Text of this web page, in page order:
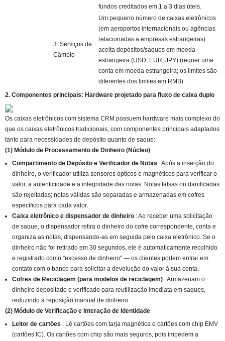
fundos creditados em 1 a 3 dias úteis.
3. Serviços de
Câmbio
Um pequeno número de caixas eletrônicos
(em aeroportos internacionais ou agências
relacionadas a empresas estrangeiras)
aceita depósitos/saques em moeda
estrangeira (USD, EUR, JPY) (requer uma
conta em moeda estrangeira; os limites são
diferentes dos limites em RMB).
2. Componentes principais: Hardware projetado para fluxo de caixa duplo
Os caixas eletrônicos com sistema CRM possuem hardware mais complexo do
que os caixas eletrônicos tradicionais, com componentes principais adaptados
tanto para necessidades de depósito quanto de saque:
(1) Módulo de Processamento de Dinheiro (Núcleo)
Compartimento de Depósito e Verificador de Notas : Após a inserção do
dinheiro, o verificador utiliza sensores ópticos e magnéticos para verificar o
valor, a autenticidade e a integridade das notas. Notas falsas ou danificadas
são rejeitadas; notas válidas são separadas e armazenadas em cofres
específicos para cada valor.
Caixa eletrônico e dispensador de dinheiro : Ao receber uma solicitação
de saque, o dispensador retira o dinheiro do cofre correspondente, conta e
organiza as notas, dispensando-as em seguida pelo caixa eletrônico. Se o
dinheiro não for retirado em 30 segundos, ele é automaticamente recolhido
e registrado como "excesso de dinheiro" — os clientes podem entrar em
contato com o banco para solicitar a devolução do valor à sua conta.
Cofres de Reciclagem (para modelos de reciclagem) : Armazenam o
dinheiro depositado e verificado para reutilização imediata em saques,
reduzindo a reposição manual de dinheiro.
(2) Módulo de Verificação e Interação de Identidade
Leitor de cartões : Lê cartões com tarja magnética e cartões com chip EMV
(cartões IC). Os cartões com chip são mais seguros, pois impedem a